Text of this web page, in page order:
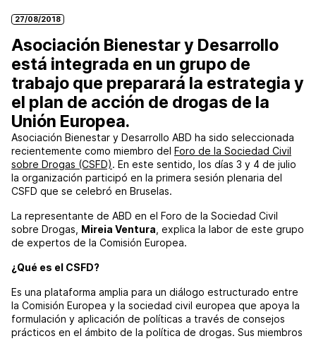
27/08/2018
Asociación Bienestar y Desarrollo
está integrada en un grupo de
trabajo que preparará la estrategia y
el plan de acción de drogas de la
Unión Europea.
Asociación Bienestar y Desarrollo ABD ha sido seleccionada
recientemente como miembro del Foro de la Sociedad Civil
sobre Drogas (CSFD). En este sentido, los días 3 y 4 de julio
la organización participó en la primera sesión plenaria del
CSFD que se celebró en Bruselas.
La representante de ABD en el Foro de la Sociedad Civil
sobre Drogas, Mireia Ventura , explica la labor de este grupo
de expertos de la Comisión Europea.
¿Qué es el CSFD?
Es una plataforma amplia para un diálogo estructurado entre
la Comisión Europea y la sociedad civil europea que apoya la
formulación y aplicación de políticas a través de consejos
prácticos en el ámbito de la política de drogas. Sus miembros